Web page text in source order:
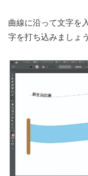
曲線に沿って文字を
字を打ち込みましょう